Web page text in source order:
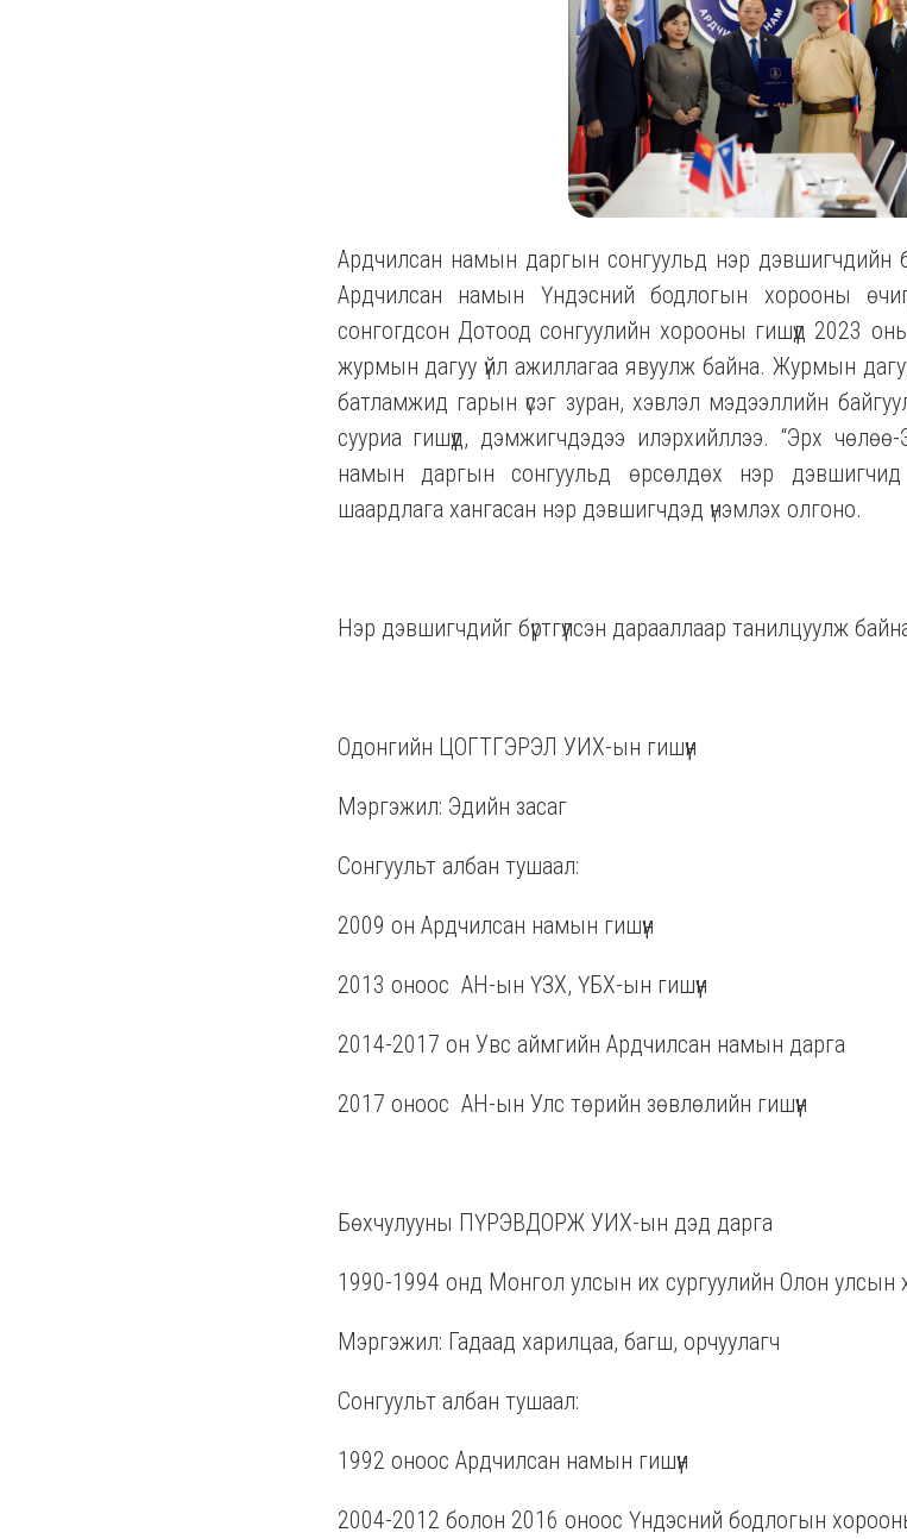
Ардчилсан намын даргын сонгуульд нэр дэвшигчдийн
Ардчилсан намын Үндэсний бодлогын хорооны
сонгогдсон Дотоод сонгуулийн хорооны гишүүд 2023
журмын дагуу үйл ажиллагаа явуулж байна. Журмын
батламжид гарын үсэг зуран, хэвлэл мэдээллийн
сууриа гишүүд, дэмжигчдэдээ илэрхийллээ. “Эрх
намын даргын сонгуульд өрсөлдөх нэр дэвшигчид
шаардлага хангасан нэр дэвшигчдэд үнэмлэх олгоно.
Нэр дэвшигчдийг бүртгүүлсэн дарааллаар танилцуулж
Одонгийн ЦОГТГЭРЭЛ УИХ-ын гишүүн
Мэргэжил: Эдийн засаг
Сонгуульт албан тушаал:
2009 он Ардчилсан намын гишүүн
2013 оноос АН-ын ҮЗХ, ҮБХ-ын гишүүн
2014-2017 он Увс аймгийн Ардчилсан намын дарга
2017 оноос АН-ын Улс төрийн зөвлөлийн гишүүн
Бөхчулууны ПҮРЭВДОРЖ УИХ-ын дэд дарга
1990-1994 онд Монгол улсын их сургуулийн Олон улсын
Мэргэжил: Гадаад харилцаа, багш, орчуулагч
Сонгуульт албан тушаал:
1992 оноос Ардчилсан намын гишүүн
2004-2012 болон 2016 оноос Үндэсний бодлогын хорооны